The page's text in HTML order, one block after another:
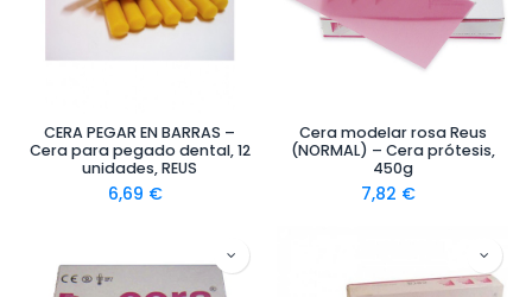
CERA PEGAR EN BARRAS –
Cera para pegado dental, 12
unidades, REUS
6,69 €
Cera modelar rosa Reus
(NORMAL) – Cera prótesis,
450g
7,82 €